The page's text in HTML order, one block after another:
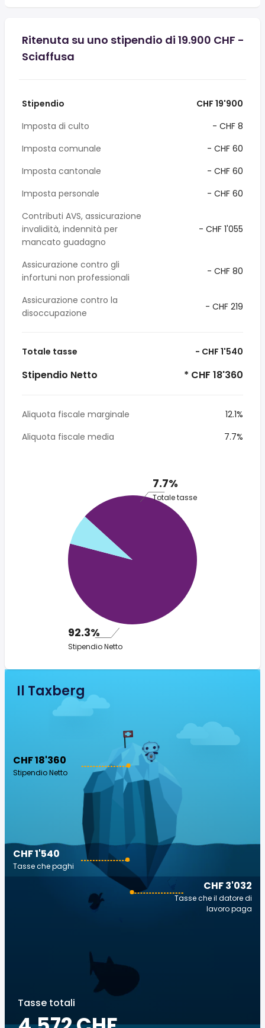
Ritenuta su uno stipendio di 19.900 CHF -
Sciaffusa
Stipendio
CHF 19'900
Imposta di culto
- CHF 8
Imposta comunale
- CHF 60
Imposta cantonale
- CHF 60
Imposta personale
- CHF 60
Contributi AVS, assicurazione
invalidità, indennità per
mancato guadagno
- CHF 1'055
Assicurazione contro gli
infortuni non professionali
- CHF 80
Assicurazione contro la
disoccupazione
- CHF 219
Totale tasse - CHF 1'540
Stipendio Netto * CHF 18'360
Aliquota fiscale marginale
12.1%
Aliquota fiscale media
7.7%
7.7%
Totale tasse
92.3%
Stipendio Netto
Il Taxberg
CHF 18'360
Stipendio Netto
CHF 3'032
Tasse che il datore di
lavoro paga
CHF 1'540
Tasse che paghi
Tasse totali